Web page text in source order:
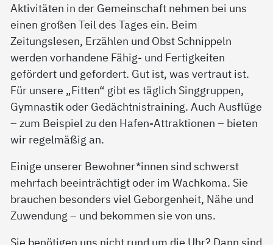
Aktivitäten in der Gemeinschaft nehmen bei uns
einen großen Teil des Tages ein. Beim
Zeitungslesen, Erzählen und Obst Schnippeln
werden vorhandene Fähig- und Fertigkeiten
gefördert und gefordert. Gut ist, was vertraut ist.
Für unsere „Fitten“ gibt es täglich Singgruppen,
Gymnastik oder Gedächtnistraining. Auch Ausflüge
– zum Beispiel zu den Hafen-Attraktionen – bieten
wir regelmäßig an.
Einige unserer Bewohner*innen sind schwerst
mehrfach beeinträchtigt oder im Wachkoma. Sie
brauchen besonders viel Geborgenheit, Nähe und
Zuwendung – und bekommen sie von uns.